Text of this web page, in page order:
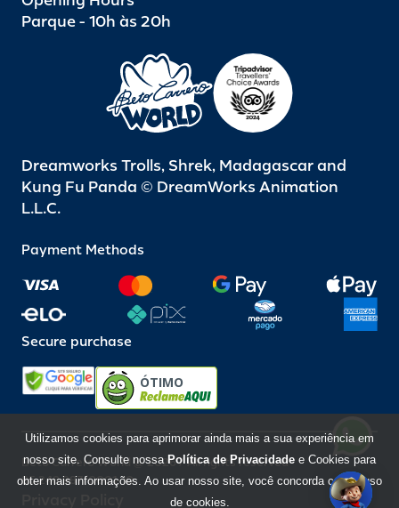
Parque - 10h às 20h
Dreamworks Trolls, Shrek, Madagascar and
Kung Fu Panda © DreamWorks Animation
L.L.C.
Payment Methods
Secure purchase
ÓTIMO
Beto Carrero World @ 2026 / All rights reserved
85.248.987/0001-10
Utilizamos cookies para aprimorar ainda mais a sua experiência em
nosso site. Consulte nossa Política de Privacidade e Cookies para
obter mais informações. Ao usar nosso site, você concorda com o uso
de cookies.